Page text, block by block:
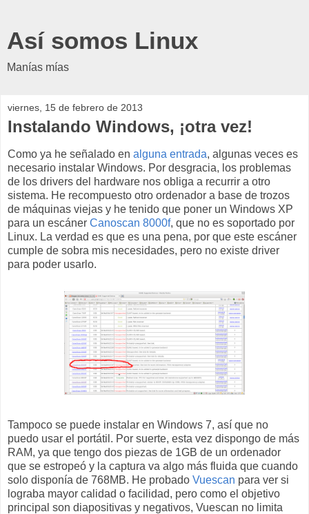
Así somos Linux
Manías mías
viernes, 15 de febrero de 2013
Instalando Windows, ¡otra vez!
Como ya he señalado en alguna entrada, algunas veces es
necesario instalar Windows. Por desgracia, los problemas
de los drivers del hardware nos obliga a recurrir a otro
sistema. He recompuesto otro ordenador a base de trozos
de máquinas viejas y he tenido que poner un Windows XP
para un escáner Canoscan 8000f, que no es soportado por
Linux. La verdad es que es una pena, por que este escáner
cumple de sobra mis necesidades, pero no existe driver
para poder usarlo.
Tampoco se puede instalar en Windows 7, así que no
puedo usar el portátil. Por suerte, esta vez dispongo de más
RAM, ya que tengo dos piezas de 1GB de un ordenador
que se estropeó y la captura va algo más fluida que cuando
solo disponía de 768MB. He probado Vuescan para ver si
lograba mayor calidad o facilidad, pero como el objetivo
principal son diapositivas y negativos, Vuescan no limita